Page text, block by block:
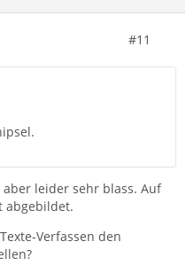
#11
leider sehr blass. Auf
abgebildet.
Verfassen den